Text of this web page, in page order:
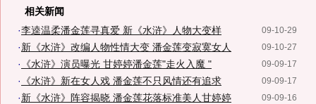
相关新闻
09-10-29
·李逵温柔潘金莲寻真爱 新《水浒》人物大变样
09-10-27
·新《水浒》改编人物性情大变 潘金莲变寂寞女人
09-09-17
· 《水浒》演员曝光 甘婷婷潘金莲"走火入魔 "
09-09-17
· 《水浒》新在女人戏 潘金莲不只风情还有追求
09-09-16
·新《水浒》阵容揭晓 潘金莲花落标准美人甘婷婷